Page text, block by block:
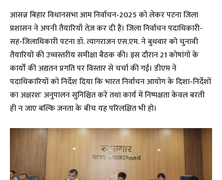
आसन्न बिहार विधानसभा आम निर्वाचन-2025 को लेकर पटना जिला
प्रशासन ने अपनी तैयारियाँ तेज़ कर दी हैं। जिला निर्वाचन पदाधिकारी-
सह-जिलाधिकारी पटना डॉ. त्यागराजन एस.एम. ने बुधवार को चुनावी
तैयारियों की उच्चस्तरीय समीक्षा बैठक की। इस दौरान 21 कोषांगों के
कार्यों की अद्यतन प्रगति पर विस्तार से चर्चा की गई। डीएम ने
पदाधिकारियों को निर्देश दिया कि भारत निर्वाचन आयोग के दिशा-निर्देशों
का अक्षरशः अनुपालन सुनिश्चित करें तथा कार्य में निष्पक्षता केवल बरती
ही न जाए बल्कि जनता के बीच यह परिलक्षित भी हो।